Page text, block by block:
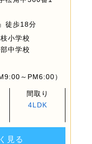
徒歩18分
小学校
中学校
～PM6:00）
間取り
4LDK
見る